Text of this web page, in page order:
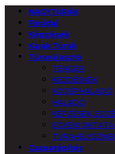
NAGYTÚRÁK
Főoldal
Képzések
Kajak Túrák
Túraválasztó
TENGER
KEZDÉSNEK
KÖZÉPHALADÓ
HALADÓ
KÉPZÉSEK,
EGYÉNI
Csapatépítés